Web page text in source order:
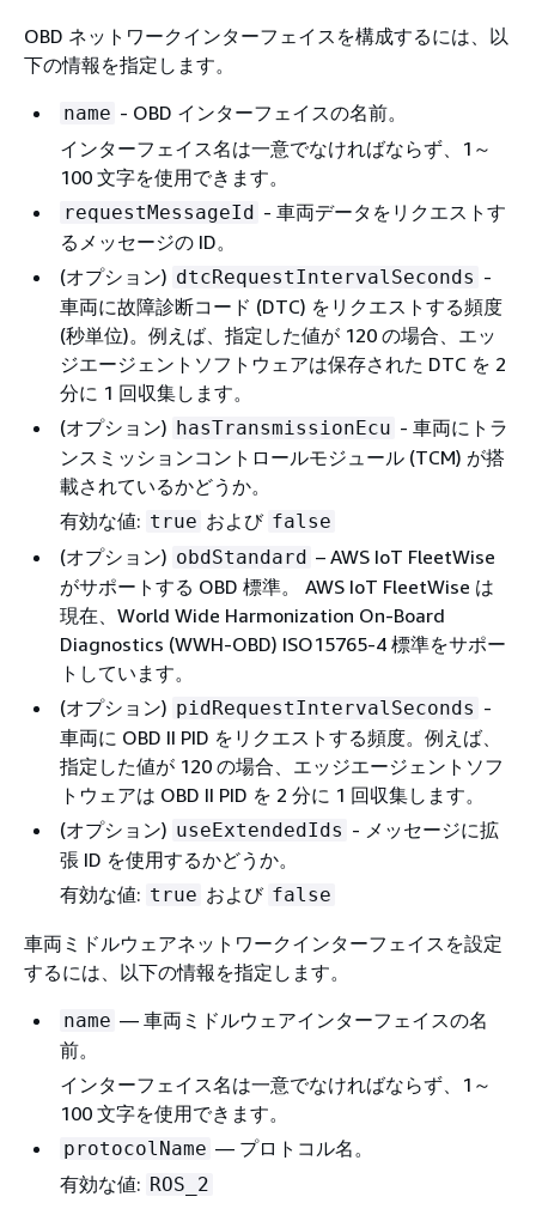
OBD ネットワークインターフェイスを構成するには、以
下の情報を指定します。
name - OBD インターフェイスの名前。
インターフェイス名は一意でなければならず、1～
100 文字を使用できます。
requestMessageId - 車両データをリクエストす
るメッセージの ID。
(オプション) dtcRequestIntervalSeconds -
車両に故障診断コード (DTC) をリクエストする頻度
(秒単位)。例えば、指定した値が 120 の場合、エッ
ジエージェントソフトウェアは保存された DTC を 2
分に 1 回収集します。
(オプション) hasTransmissionEcu - 車両にトラ
ンスミッションコントロールモジュール (TCM) が搭
載されているかどうか。
有効な値: true および false
(オプション) obdStandard – AWS IoT FleetWise
がサポートする OBD 標準。 AWS IoT FleetWise は
現在、World Wide Harmonization On-Board
Diagnostics (WWH-OBD) ISO15765-4 標準をサポー
トしています。
(オプション) pidRequestIntervalSeconds -
車両に OBD II PID をリクエストする頻度。例えば、
指定した値が 120 の場合、エッジエージェントソフ
トウェアは OBD II PID を 2 分に 1 回収集します。
(オプション) useExtendedIds - メッセージに拡
張 ID を使用するかどうか。
有効な値: true および false
車両ミドルウェアネットワークインターフェイスを設定
するには、以下の情報を指定します。
name — 車両ミドルウェアインターフェイスの名
前。
インターフェイス名は一意でなければならず、1～
100 文字を使用できます。
protocolName — プロトコル名。
有効な値: ROS_2